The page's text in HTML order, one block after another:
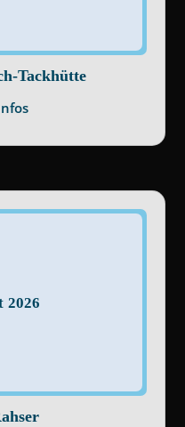
Tackhütte
2026